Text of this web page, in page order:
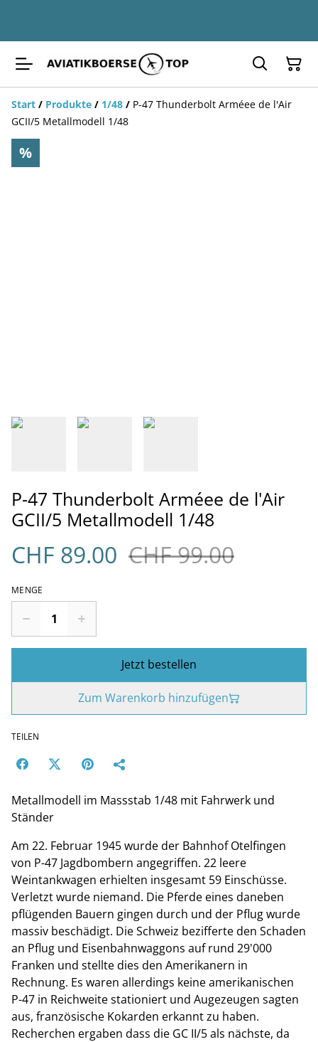
Start / Produkte / 1/48 / P-47 Thunderbolt Arméee de l'Air
GCII/5 Metallmodell 1/48
%
P-47 Thunderbolt Arméee de l'Air
GCII/5 Metallmodell 1/48
CHF 89.00 CHF 99.00
MENGE
Jetzt bestellen
Zum Warenkorb hinzufügen
TEILEN
Metallmodell im Massstab 1/48 mit Fahrwerk und
Ständer
Am 22. Februar 1945 wurde der Bahnhof Otelfingen
von P-47 Jagdbombern angegriffen. 22 leere
Weintankwagen erhielten insgesamt 59 Einschüsse.
Verletzt wurde niemand. Die Pferde eines daneben
pflügenden Bauern gingen durch und der Pflug wurde
massiv beschädigt. Die Schweiz bezifferte den Schaden
an Pflug und Eisenbahnwaggons auf rund 29'000
Franken und stellte dies den Amerikanern in
Rechnung. Es waren allerdings keine amerikanischen
P-47 in Reichweite stationiert und Augezeugen sagten
aus, französische Kokarden erkannt zu haben.
Recherchen ergaben dass die GC II/5 als nächste, da